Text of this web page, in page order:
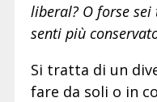
liberal? O forse
senti più
Si tratta di un
fare da soli o in